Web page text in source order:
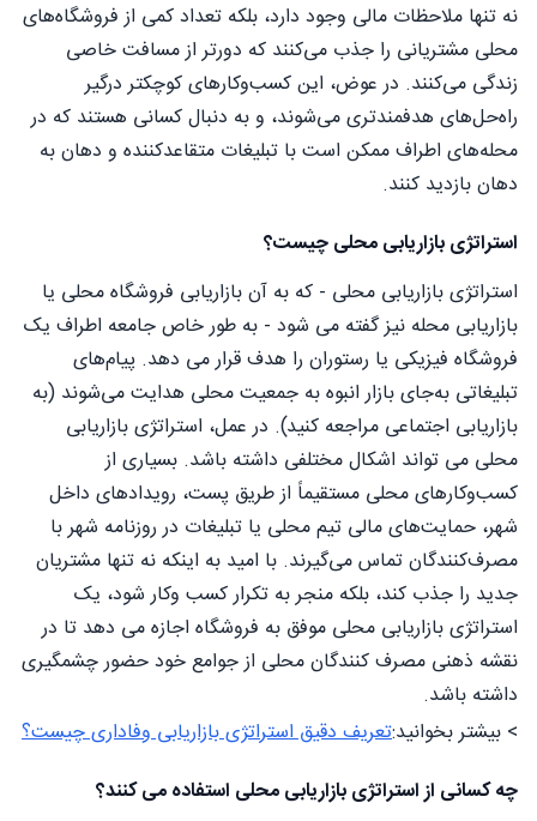
نه تنها ملاحظات مالی وجود دارد، بلکه تعداد کمی از فروشگاه‌های
محلی مشتریانی را جذب می‌کنند که دورتر از مسافت خاصی
زندگی می‌کنند. در عوض، این کسب‌وکارهای کوچکتر درگیر
راه‌حل‌های هدفمندتری می‌شوند، و به دنبال کسانی هستند که در
محله‌های اطراف ممکن است با تبلیغات متقاعدکننده و دهان به
دهان بازدید کنند.
استراتژی بازاریابی محلی چیست؟
استراتژی بازاریابی محلی - که به آن بازاریابی فروشگاه محلی یا
بازاریابی محله نیز گفته می شود - به طور خاص جامعه اطراف یک
فروشگاه فیزیکی یا رستوران را هدف قرار می دهد. پیام‌های
تبلیغاتی به‌جای بازار انبوه به جمعیت محلی هدایت می‌شوند (به
بازاریابی اجتماعی مراجعه کنید). در عمل، استراتژی بازاریابی
محلی می تواند اشکال مختلفی داشته باشد. بسیاری از
کسب‌وکارهای محلی مستقیماً از طریق پست، رویدادهای داخل
شهر، حمایت‌های مالی تیم محلی یا تبلیغات در روزنامه شهر با
مصرف‌کنندگان تماس می‌گیرند. با امید به اینکه نه تنها مشتریان
جدید را جذب کند، بلکه منجر به تکرار کسب وکار شود، یک
استراتژی بازاریابی محلی موفق به فروشگاه اجازه می دهد تا در
نقشه ذهنی مصرف کنندگان محلی از جوامع خود حضور چشمگیری
داشته باشد.
> بیشتر بخوانید:تعریف دقیق استراتژی بازاریابی وفاداری چیست؟
چه کسانی از استراتژی بازاریابی محلی استفاده می کنند؟